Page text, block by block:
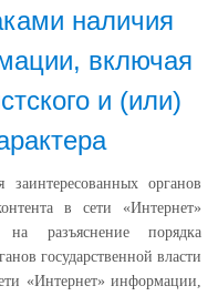
наличия
включая
и (или)
органов
в сети «Интернет»
разъяснение порядка
государственной власти
«Интернет» информации,